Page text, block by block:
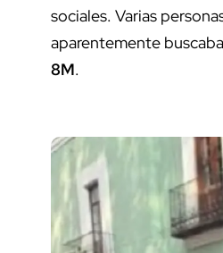
sociales. Varias
aparentemente buscaba
8M.